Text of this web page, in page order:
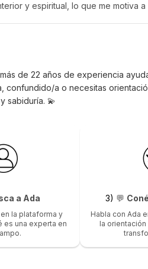
y espiritual, lo que me motiva
de 22 años de experiencia
a o necesitas
sabiduría. 💫
a Ada
la plataforma y
es una experta en
3) 💬
Habla con Ada
la